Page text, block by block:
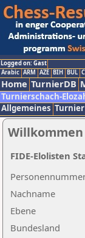
Logged on: Gast
Arabic ARM AZE BIH BUL
Home TurnierDB
Turnierschach-
Allgemeines
Willkommen
Nachname
Ebene
Bundesland
FIDE-Elolisten